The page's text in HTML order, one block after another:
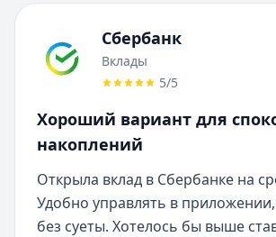
Сбербанк
Вклады
5/5
Хороший вариант для
накоплений
Открыла вклад в Сбербанке на
Удобно управлять в
без суеты. Хотелось бы выше